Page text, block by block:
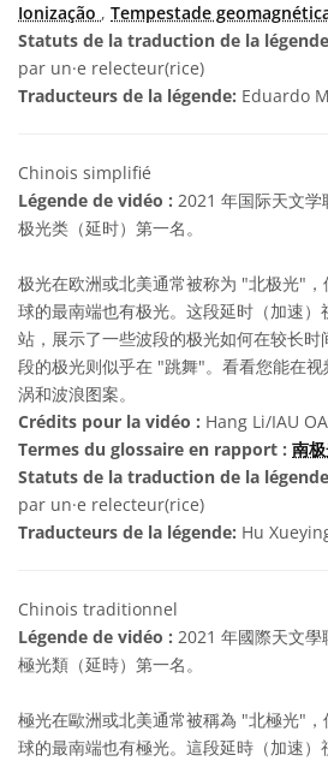
Ionização , Tempestade
Statuts de la traduction de la
par un·e relecteur(rice)
Traducteurs de la légende: Eduardo
Chinois simplifié
Légende de vidéo : 2021 年国际天文学
极光类（延时）第一名。
极光在欧洲或北美通常被称为 "北极光"
球的最南端也有极光。这段延时（加速）
站，展示了一些波段的极光如何在较长
段的极光则似乎在 "跳舞"。看看您能在
涡和波浪图案。
Crédits pour la vidéo : Hang Li/IAU
Termes du glossaire en rapport : 南
Statuts de la traduction de la
par un·e relecteur(rice)
Traducteurs de la légende: Hu
Chinois traditionnel
Légende de vidéo : 2021 年國際天文學
極光類（延時）第一名。
極光在歐洲或北美通常被稱為 "北極光"
球的最南端也有極光。這段延時（加速）